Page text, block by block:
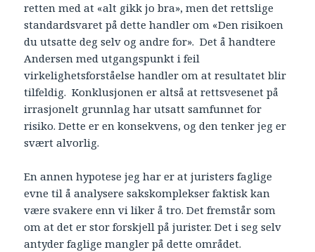
retten med at «alt gikk jo bra», men det rettslige
standardsvaret på dette handler om «Den risikoen
du utsatte deg selv og andre for». Det å handtere
Andersen med utgangspunkt i feil
virkelighetsforståelse handler om at resultatet blir
tilfeldig. Konklusjonen er altså at rettsvesenet på
irrasjonelt grunnlag har utsatt samfunnet for
risiko. Dette er en konsekvens, og den tenker jeg er
svært alvorlig.
En annen hypotese jeg har er at juristers faglige
evne til å analysere sakskomplekser faktisk kan
være svakere enn vi liker å tro. Det fremstår som
om at det er stor forskjell på jurister. Det i seg selv
antyder faglige mangler på dette området.